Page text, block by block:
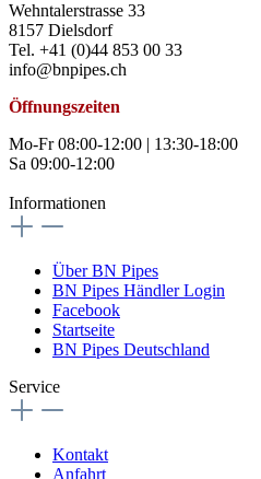
Wehntalerstrasse 33
8157 Dielsdorf
Tel. +41 (0)44 853 00 33
info@bnpipes.ch
Öffnungszeiten
Mo-Fr 08:00-12:00 | 13:30-18:00
Sa 09:00-12:00
Informationen
Über BN Pipes
BN Pipes Händler Login
Facebook
Startseite
BN Pipes Deutschland
Service
Kontakt
Anfahrt